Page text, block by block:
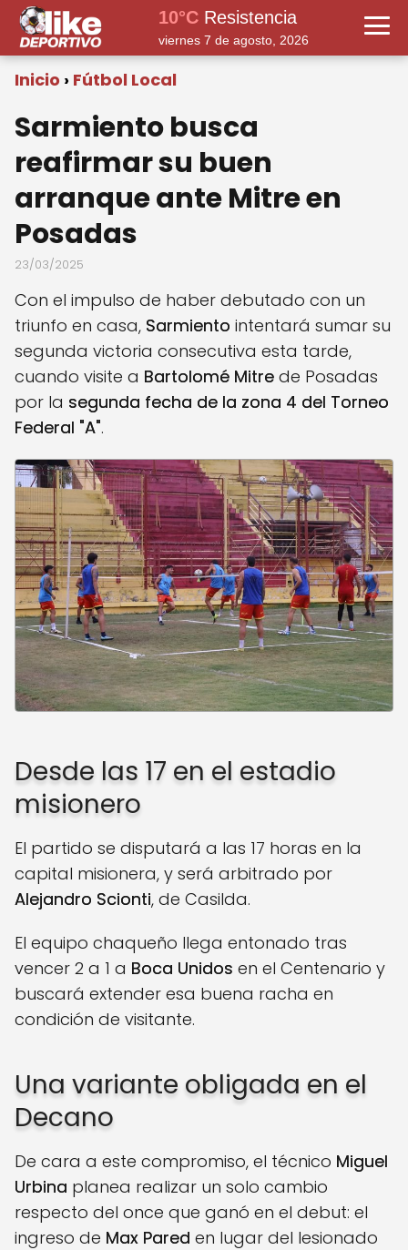
10°CResistencia
viernes 7 de agosto, 2026
Inicio Fútbol Local
Sarmiento busca
reafirmar su buen
arranque ante Mitre en
Posadas
23/03/2025
Con el impulso de haber debutado con un
triunfo en casa, Sarmiento intentará sumar su
segunda victoria consecutiva esta tarde,
cuando visite a Bartolomé Mitre de Posadas
por la segunda fecha de la zona 4 del Torneo
Federal "A".
Desde las 17 en el estadio
misionero
El partido se disputará a las 17 horas en la
capital misionera, y será arbitrado por
Alejandro Scionti, de Casilda.
El equipo chaqueño llega entonado tras
vencer 2 a 1 a Boca Unidos en el Centenario y
buscará extender esa buena racha en
condición de visitante.
Una variante obligada en el
Decano
De cara a este compromiso, el técnico Miguel
Urbina planea realizar un solo cambio
respecto del once que ganó en el debut: el
ingreso de Max Pared en lugar del lesionado